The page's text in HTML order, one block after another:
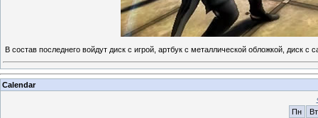
В состав последнего войдут диск с игрой, артбук с металлической обложкой, диск
Calendar
Пн
Вт